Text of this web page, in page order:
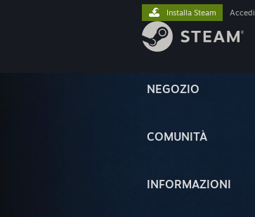
NEGOZIO
COMUNITÀ
INFORMAZIONI
Installa Steam Accedi